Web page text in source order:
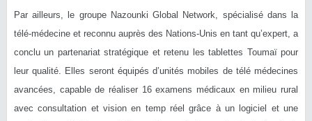
Par ailleurs, le groupe Nazounki Global Network, spécialisé dans la
télé-médecine et reconnu auprès des Nations-Unis en tant qu’expert, a
conclu un partenariat stratégique et retenu les tablettes Toumaï pour
leur qualité. Elles seront équipés d’unités mobiles de télé médecines
avancées, capable de réaliser 16 examens médicaux en milieu rural
avec consultation et vision en temp réel grâce à un logiciel et une